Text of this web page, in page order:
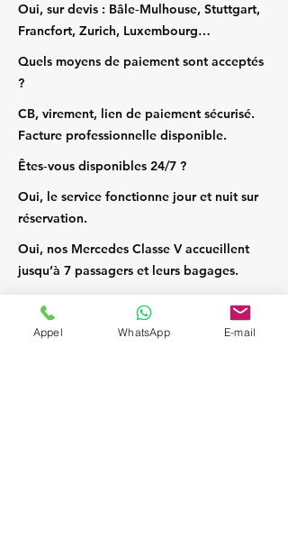
Oui, sur devis : Bâle‑Mulhouse, Stuttgart,
Francfort, Zurich, Luxembourg…
Quels moyens de paiement sont acceptés
?
CB, virement, lien de paiement sécurisé.
Facture professionnelle disponible.
Êtes‑vous disponibles 24/7 ?
Oui, le service fonctionne jour et nuit sur
réservation.
Oui, nos Mercedes Classe V accueillent
jusqu’à 7 passagers et leurs bagages.
Appel WhatsApp E-mail